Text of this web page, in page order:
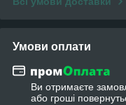
Умови оплати
Ви отримаєте
або гроші